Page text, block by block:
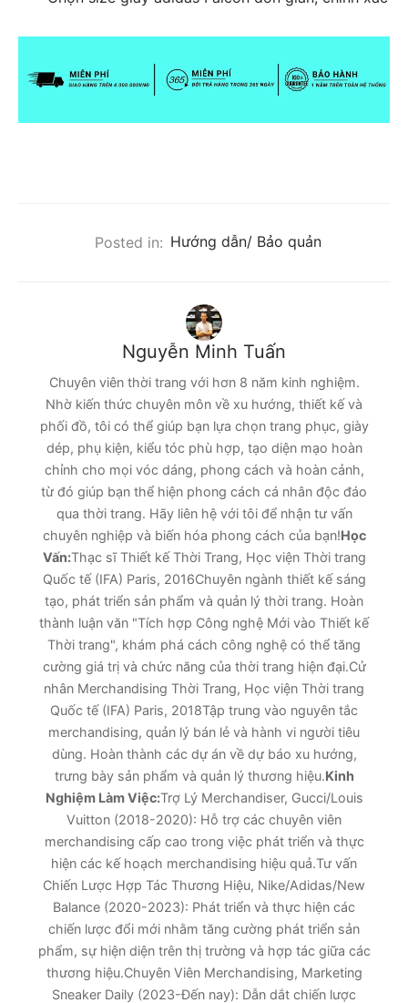
Posted in: Hướng dẫn/ Bảo quản
Nguyễn Minh Tuấn
Chuyên viên thời trang với hơn 8 năm kinh nghiệm.
Nhờ kiến thức chuyên môn về xu hướng, thiết kế và
phối đồ, tôi có thể giúp bạn lựa chọn trang phục, giày
dép, phụ kiện, kiểu tóc phù hợp, tạo diện mạo hoàn
chỉnh cho mọi vóc dáng, phong cách và hoàn cảnh,
từ đó giúp bạn thể hiện phong cách cá nhân độc đáo
qua thời trang. Hãy liên hệ với tôi để nhận tư vấn
chuyên nghiệp và biến hóa phong cách của bạn!Học
Vấn:Thạc sĩ Thiết kế Thời Trang, Học viện Thời trang
Quốc tế (IFA) Paris, 2016Chuyên ngành thiết kế sáng
tạo, phát triển sản phẩm và quản lý thời trang. Hoàn
thành luận văn "Tích hợp Công nghệ Mới vào Thiết kế
Thời trang", khám phá cách công nghệ có thể tăng
cường giá trị và chức năng của thời trang hiện đại.Cử
nhân Merchandising Thời Trang, Học viện Thời trang
Quốc tế (IFA) Paris, 2018Tập trung vào nguyên tắc
merchandising, quản lý bán lẻ và hành vi người tiêu
dùng. Hoàn thành các dự án về dự báo xu hướng,
trưng bày sản phẩm và quản lý thương hiệu.Kinh
Nghiệm Làm Việc:Trợ Lý Merchandiser, Gucci/Louis
Vuitton (2018-2020): Hỗ trợ các chuyên viên
merchandising cấp cao trong việc phát triển và thực
hiện các kế hoạch merchandising hiệu quả.Tư vấn
Chiến Lược Hợp Tác Thương Hiệu, Nike/Adidas/New
Balance (2020-2023): Phát triển và thực hiện các
chiến lược đổi mới nhằm tăng cường phát triển sản
phẩm, sự hiện diện trên thị trường và hợp tác giữa các
thương hiệu.Chuyên Viên Merchandising, Marketing
Sneaker Daily (2023-Đến nay): Dẫn dắt chiến lược